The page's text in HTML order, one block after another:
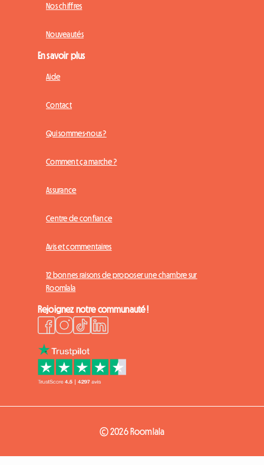
Nos chiffres
Nouveautés
En savoir plus
Aide
Contact
Qui sommes-nous ?
Comment ça marche ?
Assurance
Centre de confiance
Avis et commentaires
12 bonnes raisons de proposer une chambre sur
Roomlala
Rejoignez notre communauté !
© 2026 Roomlala